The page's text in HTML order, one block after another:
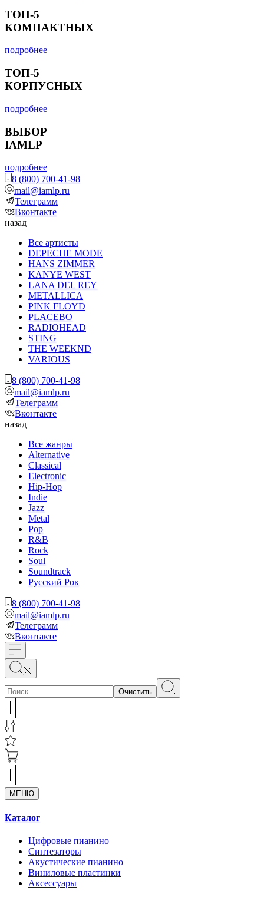
ТОП-5
КОМПАКТНЫХ
подробнее
ТОП-5
КОРПУСНЫХ
подробнее
ВЫБОР
IAMLP
подробнее
8 (800) 700-41-98
mail@iamlp.ru
Телеграмм
Вконтакте
назад
Все артисты
DEPECHE MODE
HANS ZIMMER
KANYE WEST
LANA DEL REY
METALLICA
PINK FLOYD
PLACEBO
RADIOHEAD
STING
THE WEEKND
VARIOUS
8 (800) 700-41-98
mail@iamlp.ru
Телеграмм
Вконтакте
назад
Все жанры
Alternative
Classical
Electronic
Hip-Hop
Indie
Jazz
Metal
Pop
R&B
Rock
Soul
Soundtrack
Русский Рок
8 (800) 700-41-98
mail@iamlp.ru
Телеграмм
Вконтакте
Очистить
МЕНЮ
Каталог
Цифровые пианино
Синтезаторы
Акустические пианино
Виниловые пластинки
Аксессуары